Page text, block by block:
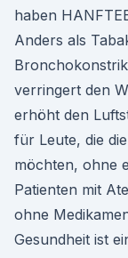
haben
Anders als
verringert den
erhöht den
für Leute, die
möchten, ohne
Patienten mit
ohne
Gesundheit ist